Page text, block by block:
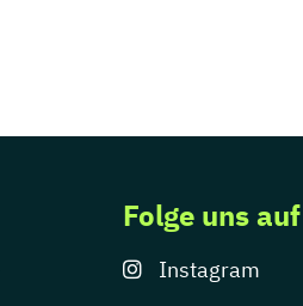
Folge uns auf
Instagram